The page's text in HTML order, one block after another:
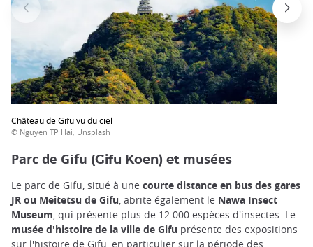
Château de Gifu vu du ciel
© Nguyen TP Hai, Unsplash
Parc de Gifu (Gifu Koen) et musées
Le parc de Gifu, situé à une courte distance en bus des gares
JR ou Meitetsu de Gifu, abrite également le Nawa Insect
Museum, qui présente plus de 12 000 espèces d'insectes. Le
musée d'histoire de la ville de Gifu présente des expositions
sur l'histoire de Gifu, en particulier sur la période des